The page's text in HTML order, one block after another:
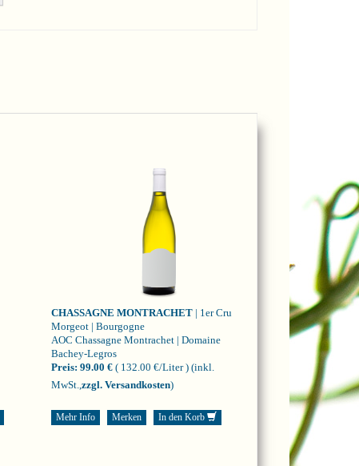
CHASSAGNE MONTRACHET | 1er Cru
Morgeot | Bourgogne
AOC Chassagne Montrachet | Domaine
Bachey-Legros
Preis: 99.00 € ( 132.00 €/Liter ) (inkl.
MwSt., zzgl. Versandkosten)
Mehr Info Merken In den Korb